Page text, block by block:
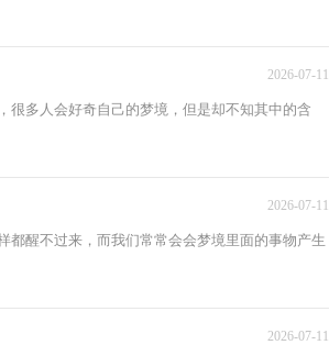
2026-07-11
很多人会好奇自己的梦境，但是却不知其中的含
2026-07-11
都醒不过来，而我们常常会会梦境里面的事物产生
2026-07-11